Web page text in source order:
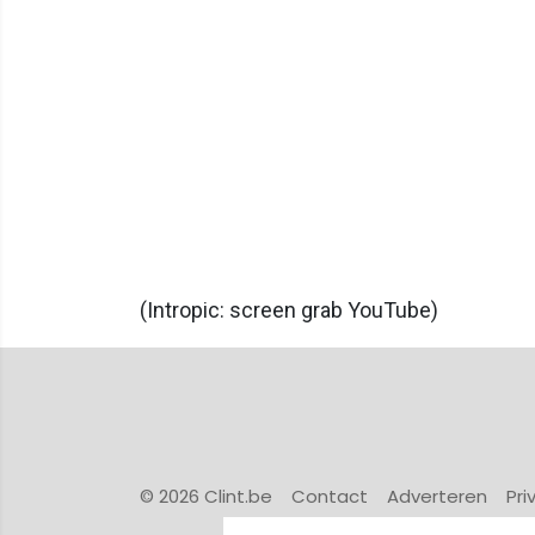
(Intropic: screen grab YouTube)
© 2026 Clint.be Contact Adverteren